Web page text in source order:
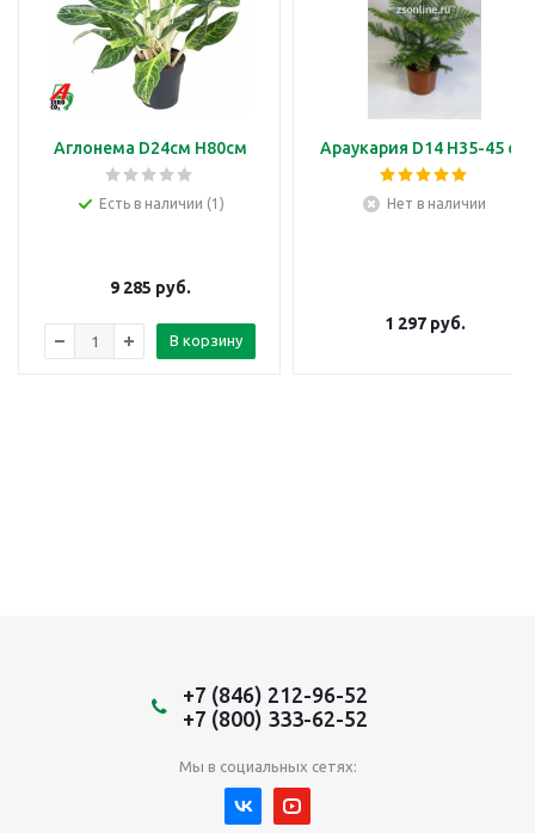
Аглонема D24см H80см
Есть в наличии (1)
9 285 руб.
В корзину
Араукария D14 H35-45 см
Нет в наличии
1 297руб.
+7 (846) 212-96-52
+7 (800) 333-62-52
Мы в социальных сетях: